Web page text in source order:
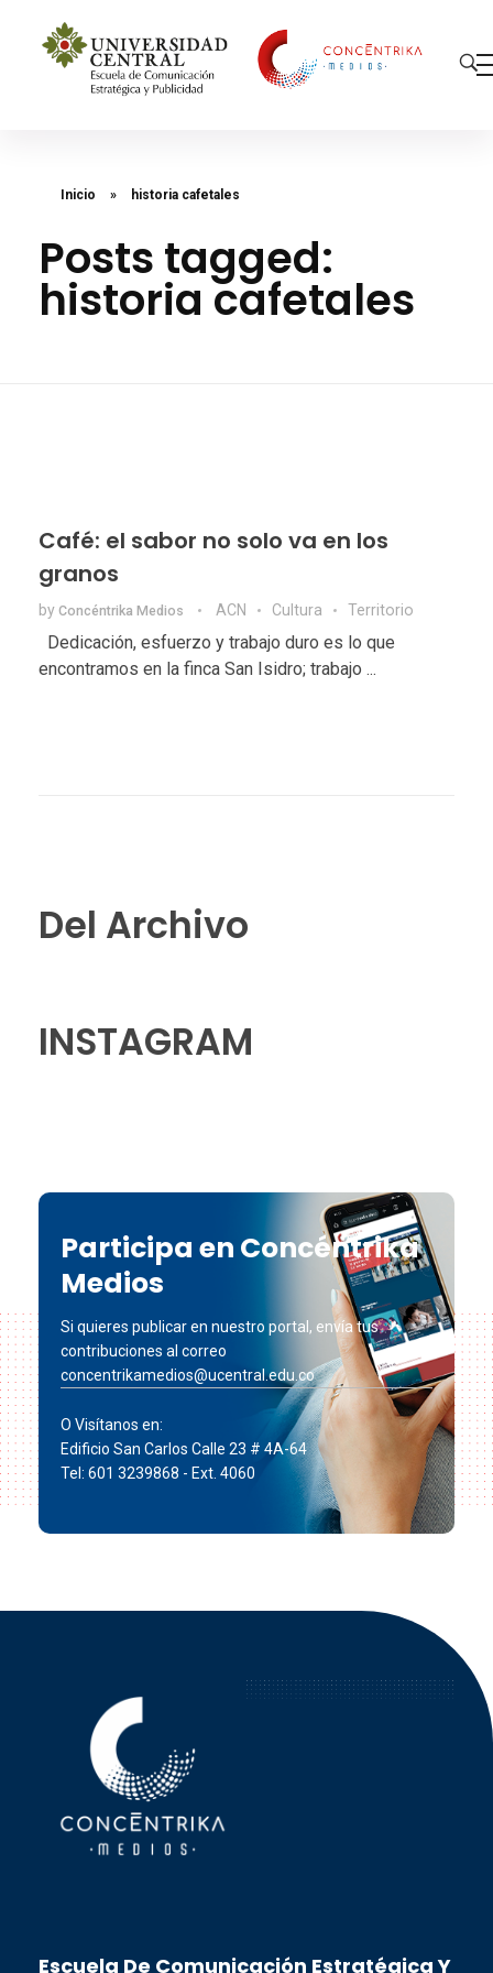
Inicio » historia cafetales
Posts tagged:
historia cafetales
Café: el sabor no solo va en los
granos
by Concéntrika Medios ACN Cultura Territorio
Dedicación, esfuerzo y trabajo duro es lo que
encontramos en la finca San Isidro; trabajo ...
Del Archivo
INSTAGRAM
Participa en Concéntrika
Medios
Si quieres publicar en nuestro portal, envía tus
contribuciones al correo
concentrikamedios@ucentral.edu.co
O Visítanos en:
Edificio San Carlos Calle 23 # 4A-64
Tel: 601 3239868 - Ext. 4060
Escuela De Comunicación Estratégica Y